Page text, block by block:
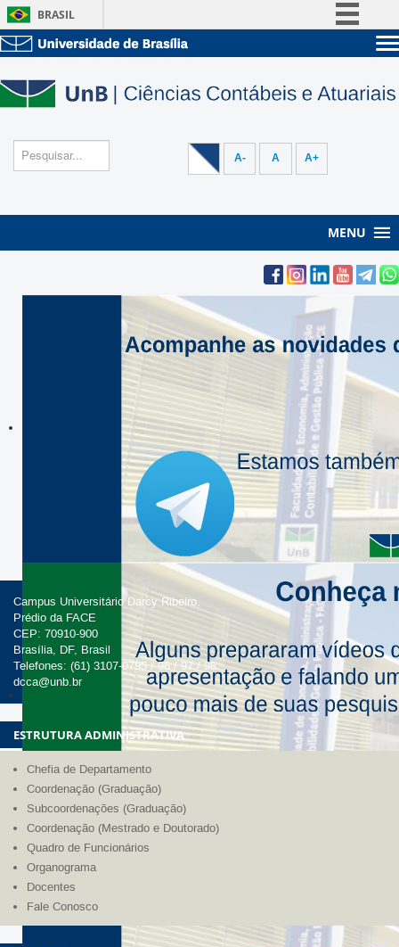
BRASIL
Participe
Legislação
Unidades acadêmicas
Estude na UnB
Administração
A- A A+
MENU
Campus Universitário Darcy Ribeiro,
Prédio da FACE
CEP: 70910-900
Brasília, DF, Brasil
Telefones: (61) 3107-0795 / 96 / 97 / 98
dcca@unb.br
ESTRUTURA ADMINISTRATIVA
Chefia de Departamento
Coordenação (Graduação)
Subcoordenações (Graduação)
Coordenação (Mestrado e Doutorado)
Quadro de Funcionários
Organograma
Docentes
Fale Conosco